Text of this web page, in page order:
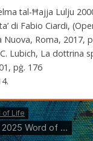
tal-Ħajja Lulju
di Fabio Ciardi,
Nuova, Roma, 2017,
Lubich, La dottrina
pġ. 176